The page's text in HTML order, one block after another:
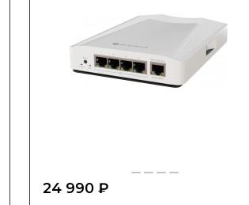
24 990 ₽